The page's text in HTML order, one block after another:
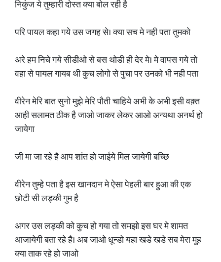
निकुंज ये तुम्हारी दोस्त क्या बोल रही है
परि पायल कहा गये उस जगह से। क्या सच मे नही पता तुमको
अरे हम निचे गये सीडीओ से बस थोडी ही देर मे। मे वापस गये तो
वहा से पायल गायब थी कुच लोगो से पुचा पर उनको भी नही पता
वीरेन मेरि बात सुनो मुझे मेरि पौती चाहिये अभी के अभी इसी वक़्त
आही सलामत ठीक है जाओ जाकर लेकर आओ अन्यथा अनर्थ हो
जायेगा
जी मा जा रहे है आप शांत हो जाईये मिल जायेगी बच्छि
वीरेन तुम्हे पता है इस खानदान मे ऐसा पेहली बार हुआ की एक
छोटी सी लड्की गुम है
अगर उस लड्की को कुच हो गया तो समझो इस घर मे शामत
आजायेगी बता रहे है। अब जाओ धून्डो यहा खडे खडे सब मेरा मुह
क्या ताक रहे हो जाओ